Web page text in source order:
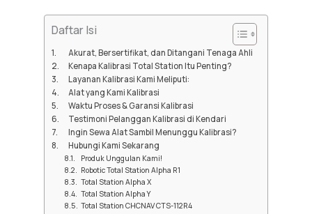
Daftar Isi
Akurat, Bersertifikat, dan Ditangani Tenaga Ahli
Kenapa Kalibrasi Total Station Itu Penting?
Layanan Kalibrasi Kami Meliputi:
Alat yang Kami Kalibrasi
Waktu Proses & Garansi Kalibrasi
Testimoni Pelanggan Kalibrasi di Kendari
Ingin Sewa Alat Sambil Menunggu Kalibrasi?
Hubungi Kami Sekarang
Produk Unggulan Kami!
Robotic Total Station Alpha R1
Total Station Alpha X
Total Station Alpha Y
Total Station CHCNAV CTS-112R4